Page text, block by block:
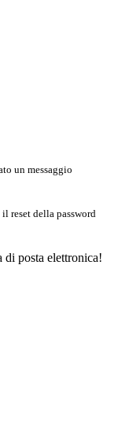
un messaggio
reset della password
di posta elettronica!